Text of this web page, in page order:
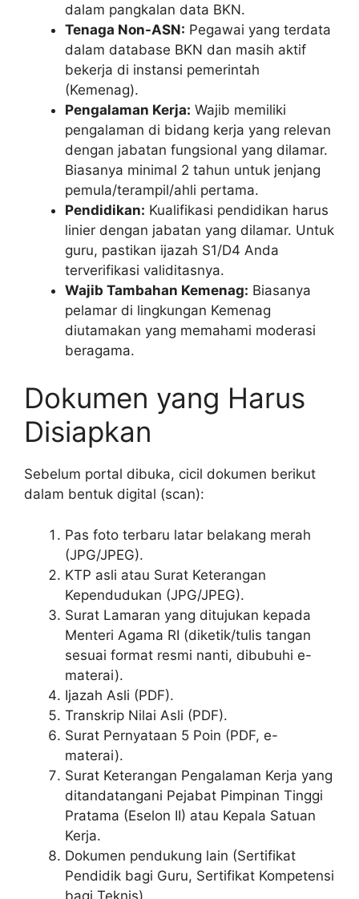
dalam pangkalan data BKN.
Tenaga Non-ASN: Pegawai yang terdata
dalam database BKN dan masih aktif
bekerja di instansi pemerintah
(Kemenag).
Pengalaman Kerja: Wajib memiliki
pengalaman di bidang kerja yang relevan
dengan jabatan fungsional yang dilamar.
Biasanya minimal 2 tahun untuk jenjang
pemula/terampil/ahli pertama.
Pendidikan: Kualifikasi pendidikan harus
linier dengan jabatan yang dilamar. Untuk
guru, pastikan ijazah S1/D4 Anda
terverifikasi validitasnya.
Wajib Tambahan Kemenag: Biasanya
pelamar di lingkungan Kemenag
diutamakan yang memahami moderasi
beragama.
Dokumen yang Harus
Disiapkan
Sebelum portal dibuka, cicil dokumen berikut
dalam bentuk digital (scan):
Pas foto terbaru latar belakang merah
(JPG/JPEG).
KTP asli atau Surat Keterangan
Kependudukan (JPG/JPEG).
Surat Lamaran yang ditujukan kepada
Menteri Agama RI (diketik/tulis tangan
sesuai format resmi nanti, dibubuhi e-
materai).
Ijazah Asli (PDF).
Transkrip Nilai Asli (PDF).
Surat Pernyataan 5 Poin (PDF, e-
materai).
Surat Keterangan Pengalaman Kerja yang
ditandatangani Pejabat Pimpinan Tinggi
Pratama (Eselon II) atau Kepala Satuan
Kerja.
Dokumen pendukung lain (Sertifikat
Pendidik bagi Guru, Sertifikat Kompetensi
bagi Teknis).